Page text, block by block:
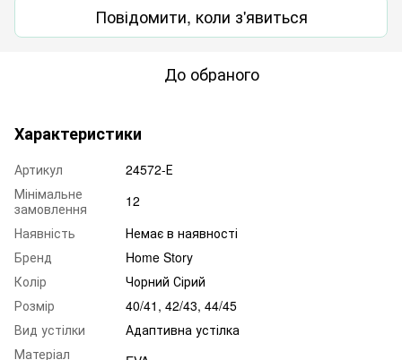
Повідомити, коли з'явиться
До обраного
Характеристики
Артикул
24572-Е
Мінімальне
замовлення
12
Наявність
Немає в наявності
Бренд
Home Story
Колір
Чорний Сірий
Розмір
40/41, 42/43, 44/45
Вид устілки
Адаптивна устілка
Матеріал